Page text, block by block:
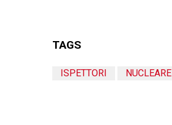
TAGS
ISPETTORI NUCLEARE